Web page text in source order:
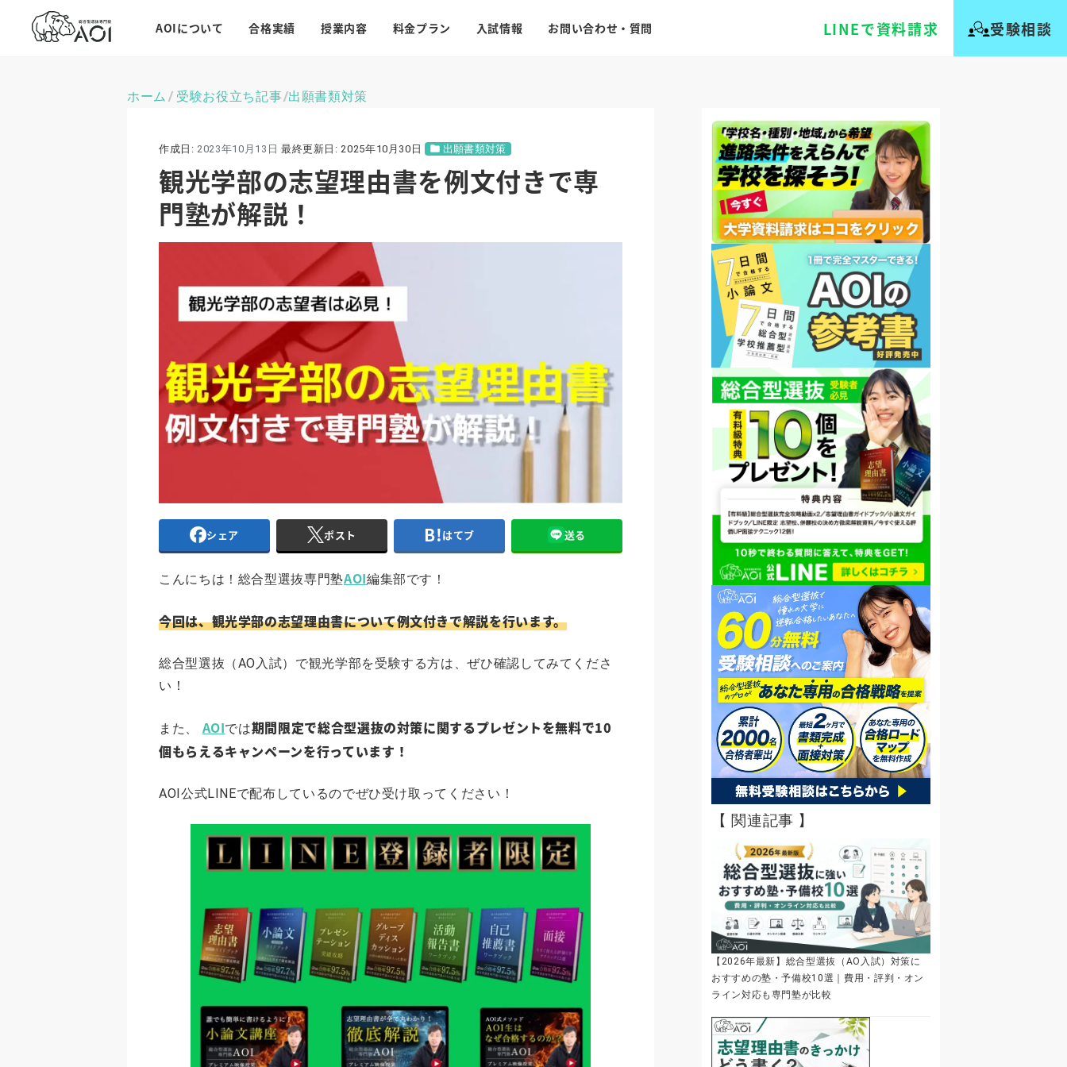
AOIについて 合格実績 授業内容 料金プラン 入試情報 お問い合わせ・質問 LINEで資料請求 受験相談
ホーム \ 受験お役立ち記事\出願書類対策
作成日: 2023年10月13日 最終更新日: 2025年10月30日 出願書類対策
観光学部の志望理由書を例文付きで専
門塾が解説！
シェア ポスト はてブ 送る
こんにちは！総合型選抜専門塾AOI編集部です！
今回は、観光学部の志望理由書について例文付きで解説を行います。
総合型選抜（AO入試）で観光学部を受験する方は、ぜひ確認してみてくださ
い！
また、 AOIでは期間限定で総合型選抜の対策に関するプレゼントを無料で10
個もらえるキャンペーンを行っています！
AOI公式LINEで配布しているのでぜひ受け取ってください！
【 関連記事 】
【2026年最新】総合型選抜（AO入試）対策に
おすすめの塾・予備校10選｜費用・評判・オン
ライン対応も専門塾が比較